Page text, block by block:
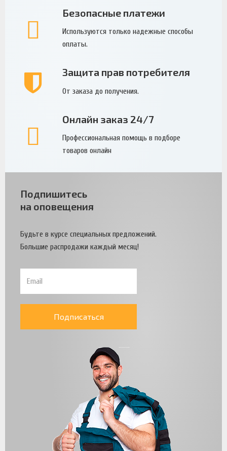
Безопасные платежи
Используются только надежные способы
оплаты.
Защита прав потребителя
От заказа до получения.
Онлайн заказ 24/7
Профессиональная помощь в подборе
товаров онлайн
Подпишитесь
на оповещения
Будьте в курсе специальных предложений.
Большие распродажи каждый месяц!
Подписаться